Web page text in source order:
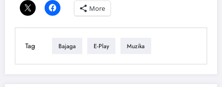
More
Tag Bajaga E-Play Muzika